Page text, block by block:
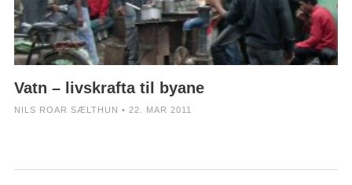
Vatn – livskrafta til byane
NILS ROAR SÆLTHUN • 22. MAR 2011